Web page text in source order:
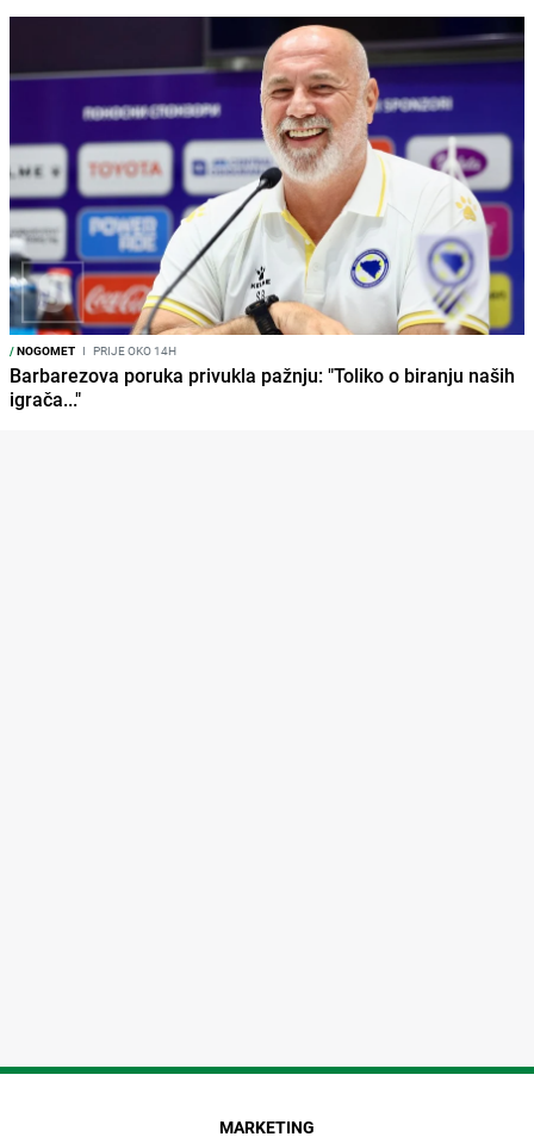
/NOGOMET I PRIJE OKO 14H
Barbarezova poruka privukla pažnju: "Toliko o biranju naših
igrača..."
MARKETING